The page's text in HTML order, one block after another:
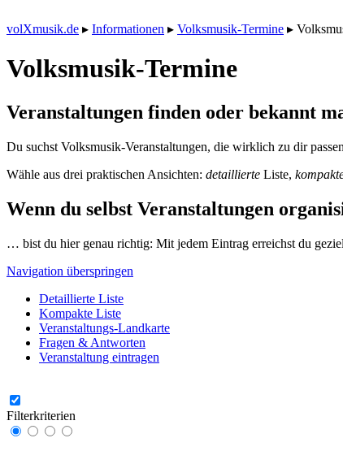
volXmusik.de ▸ Informationen ▸ Volksmusik-Termine ▸
Volksmusik-Termine
Veranstaltungen finden oder bekannt
Du suchst Volksmusik-Veranstaltungen, die wirklich zu dir
Wähle aus drei praktischen Ansichten: detaillierte Liste,
Wenn du selbst Veranstaltungen
… bist du hier genau richtig: Mit jedem Eintrag erreichst du
Navigation überspringen
Detaillierte Liste
Kompakte Liste
Veranstaltungs-Landkarte
Fragen & Antworten
Veranstaltung eintragen
Filterkriterien